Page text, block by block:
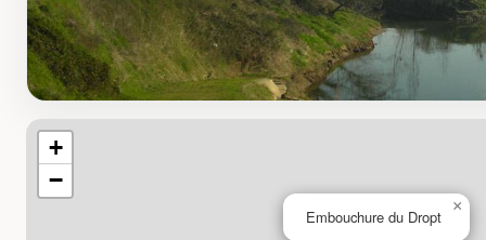
Embouchure du Dropt
×
+
−